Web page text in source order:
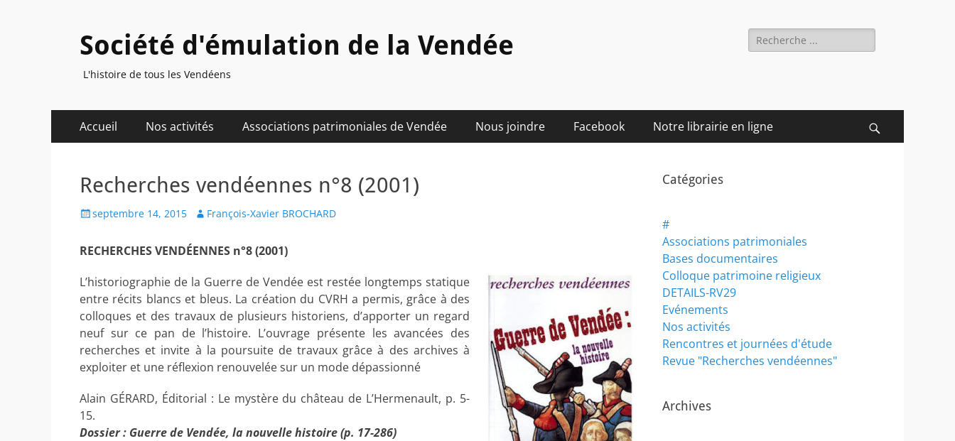
Société d'émulation de la Vendée
L'histoire de tous les Vendéens
Rechercher :
Menu
principal
Accueil Nos activités Associations patrimoniales de Vendée Nous joindre Facebook Notre librairie en ligne
Recherches vendéennes n°8 (2001)
Posted
septembre 14, 2015 Author
François-Xavier BROCHARD
RECHERCHES VENDÉENNES n°8 (2001)
L’historiographie de la Guerre de Vendée est restée longtemps statique
entre récits blancs et bleus. La création du CVRH a permis, grâce à des
colloques et des travaux de plusieurs historiens, d’apporter un regard
neuf sur ce pan de l’histoire. L’ouvrage présente les avancées des
recherches et invite à la poursuite de travaux grâce à des archives à
exploiter et une réflexion renouvelée sur un mode dépassionné
Alain GÉRARD, Éditorial : Le mystère du château de L’Hermenault, p. 5-
15.
Dossier : Guerre de Vendée, la nouvelle histoire (p. 17-286)
Catégories
#
Associations patrimoniales
Bases documentaires
Colloque patrimoine religieux
DETAILS-RV29
Evénements
Nos activités
Rencontres et journées d'étude
Revue "Recherches vendéennes"
Archives